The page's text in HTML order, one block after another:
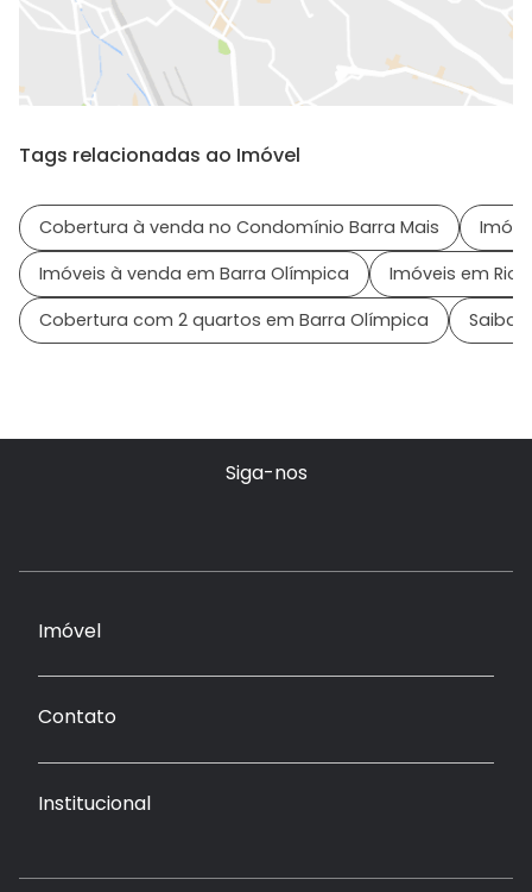
Tags relacionadas ao Imóvel
Cobertura à venda no Condomínio Barra Mais
Imóveis à venda em Barra Olímpica
Imóveis em Rio
Cobertura com 2 quartos em Barra Olímpica
Saiba
Siga-nos
Imóvel
Contato
Institucional